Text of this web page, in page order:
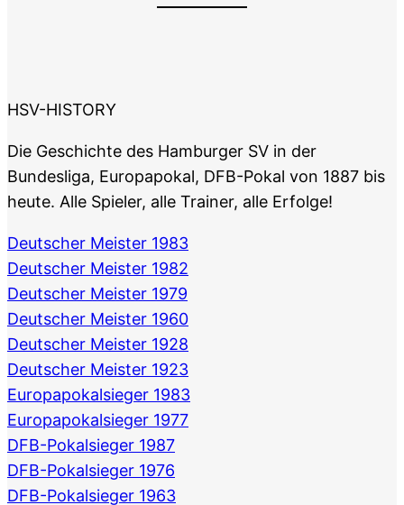
HSV-HISTORY
Die Geschichte des Hamburger SV in der
Bundesliga, Europapokal, DFB-Pokal von 1887 bis
heute. Alle Spieler, alle Trainer, alle Erfolge!
Deutscher Meister 1983
Deutscher Meister 1982
Deutscher Meister 1979
Deutscher Meister 1960
Deutscher Meister 1928
Deutscher Meister 1923
Europapokalsieger 1983
Europapokalsieger 1977
DFB-Pokalsieger 1987
DFB-Pokalsieger 1976
DFB-Pokalsieger 1963